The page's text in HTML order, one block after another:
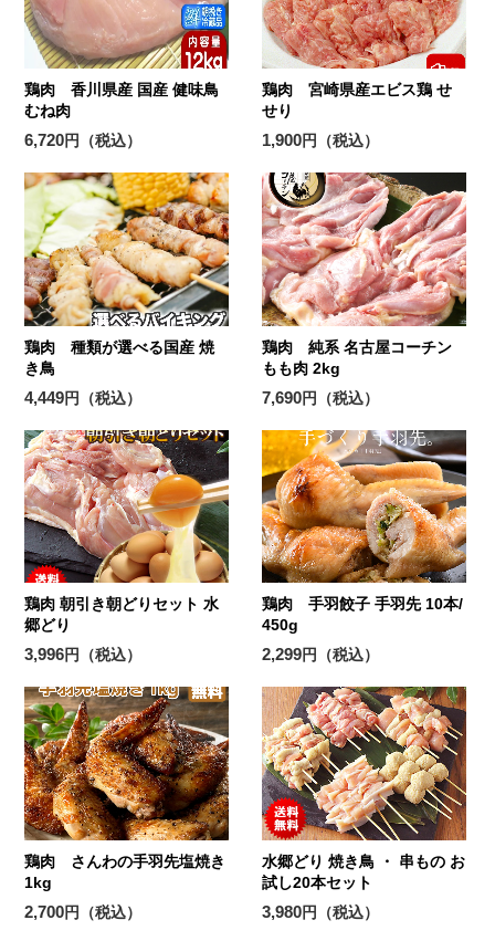
鶏肉 香川県産 国産 健味鳥
むね肉
6,720円（税込）
鶏肉 宮崎県産エビス鶏 せ
せり
1,900円（税込）
鶏肉 種類が選べる国産 焼
き鳥
4,449円（税込）
鶏肉 純系 名古屋コーチン
もも肉 2kg
7,690円（税込）
鶏肉 朝引き朝どりセット 水
郷どり
3,996円（税込）
鶏肉 手羽餃子 手羽先 10本/
450g
2,299円（税込）
鶏肉 さんわの手羽先塩焼き
1kg
2,700円（税込）
水郷どり 焼き鳥 ・ 串もの お
試し20本セット
3,980円（税込）